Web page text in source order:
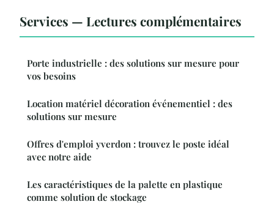
Services — Lectures complémentaires
Porte industrielle : des solutions sur mesure pour
vos besoins
Location matériel décoration événementiel : des
solutions sur mesure
Offres d'emploi yverdon : trouvez le poste idéal
avec notre aide
Les caractéristiques de la palette en plastique
comme solution de stockage